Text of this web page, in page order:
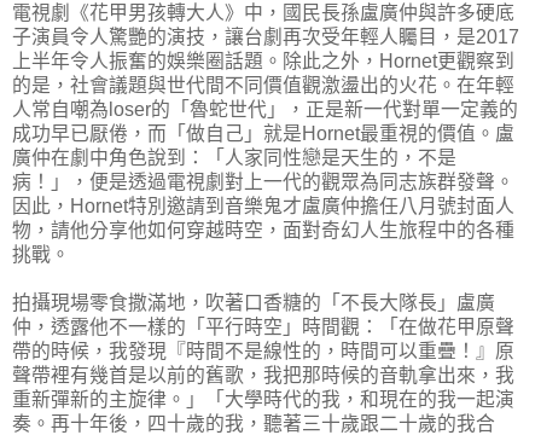
電視劇《花甲男孩轉大人》中，國民長孫盧廣仲與許多硬底
子演員令人驚艷的演技，讓台劇再次受年輕人矚目，是2017
上半年令人振奮的娛樂圈話題。除此之外，Hornet更觀察到
的是，社會議題與世代間不同價值觀激盪出的火花。在年輕
人常自嘲為loser的「魯蛇世代」，正是新一代對單一定義的
成功早已厭倦，而「做自己」就是Hornet最重視的價值。盧
廣仲在劇中角色說到：「人家同性戀是天生的，不是
病！」，便是透過電視劇對上一代的觀眾為同志族群發聲。
因此，Hornet特別邀請到音樂鬼才盧廣仲擔任八月號封面人
物，請他分享他如何穿越時空，面對奇幻人生旅程中的各種
挑戰。
拍攝現場零食撒滿地，吹著口香糖的「不長大隊長」盧廣
仲，透露他不一樣的「平行時空」時間觀：「在做花甲原聲
帶的時候，我發現『時間不是線性的，時間可以重疊！』原
聲帶裡有幾首是以前的舊歌，我把那時候的音軌拿出來，我
重新彈新的主旋律。」「大學時代的我，和現在的我一起演
奏。再十年後，四十歲的我，聽著三十歲跟二十歲的我合